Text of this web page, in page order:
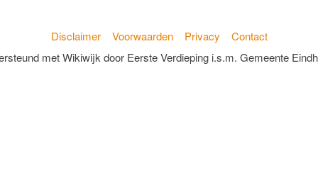
Disclaimer Voorwaarden Privacy
Contact
met Wikiwijk door Eerste Verdieping i.s.m. Gemeente